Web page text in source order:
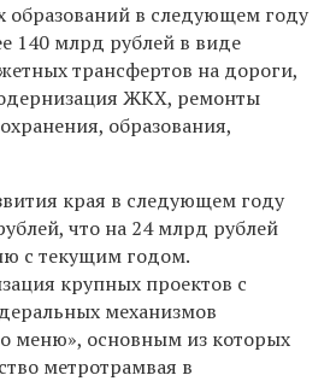
в следующем году
140 млрд рублей в виде
трансфертов на дороги,
ЖКХ, ремонты
образования,
края в следующем году
что на 24 млрд рублей
с текущим годом.
крупных проектов с
механизмов
меню», основным из которых
метротрамвая в